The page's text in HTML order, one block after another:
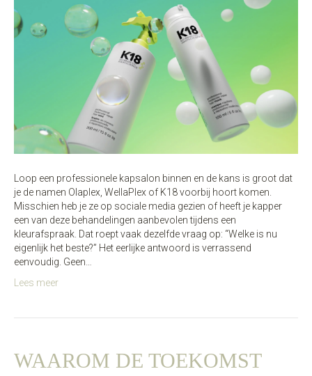
Loop een professionele kapsalon binnen en de kans is groot dat
je de namen Olaplex, WellaPlex of K18 voorbij hoort komen.
Misschien heb je ze op sociale media gezien of heeft je kapper
een van deze behandelingen aanbevolen tijdens een
kleurafspraak. Dat roept vaak dezelfde vraag op: “Welke is nu
eigenlijk het beste?” Het eerlijke antwoord is verrassend
eenvoudig. Geen…
Lees meer
WAAROM DE TOEKOMST